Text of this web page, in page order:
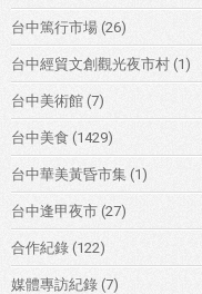
台中篤行市場 (26)
台中經貿文創觀光夜市村 (1)
台中美術館 (7)
台中美食 (1429)
台中華美黃昏市集 (1)
台中逢甲夜市 (27)
合作紀錄 (122)
媒體專訪紀錄 (7)